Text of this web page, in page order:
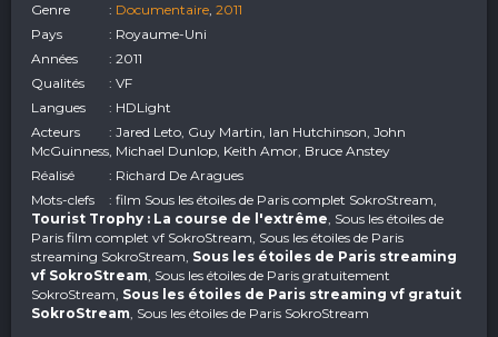
Genre : Documentaire, 2011
Pays
: Royaume-Uni
Années
: 2011
Qualités
: VF
Langues
: HDLight
Acteurs
: Jared Leto, Guy Martin, Ian Hutchinson, John
McGuinness, Michael Dunlop, Keith Amor, Bruce Anstey
Réalisé
: Richard De Aragues
Mots-clefs
: film Sous les étoiles de Paris complet SokroStream,
Tourist Trophy : La course de l'extrême, Sous les étoiles de
Paris film complet vf SokroStream, Sous les étoiles de Paris
streaming SokroStream, Sous les étoiles de Paris streaming
vf SokroStream, Sous les étoiles de Paris gratuitement
SokroStream, Sous les étoiles de Paris streaming vf gratuit
SokroStream, Sous les étoiles de Paris SokroStream